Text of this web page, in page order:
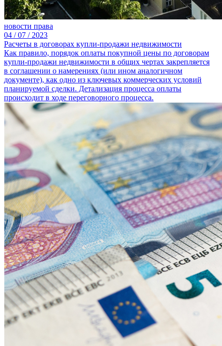
новости права
04 /07 / 2023
Расчеты в договорах купли-продажи недвижимости
Как правило, порядок оплаты покупной цены по договорам
купли-продажи недвижимости в общих чертах закрепляется
в соглашении о намерениях (или ином аналогичном
документе), как одно из ключевых коммерческих условий
планируемой сделки. Детализация процесса оплаты
происходит в ходе переговорного процесса.